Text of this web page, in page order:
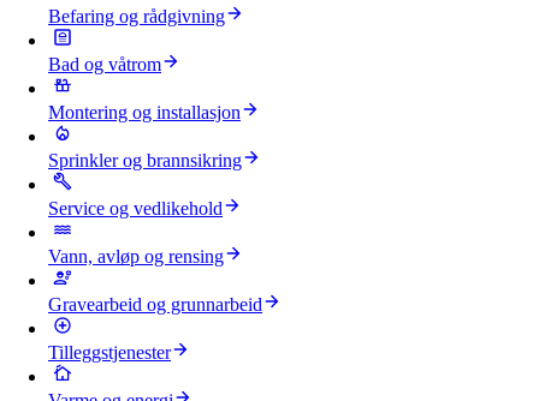
Befaring og rådgivning
Bad og våtrom
Montering og installasjon
Sprinkler og brannsikring
Service og vedlikehold
Vann, avløp og rensing
Gravearbeid og grunnarbeid
Tilleggstjenester